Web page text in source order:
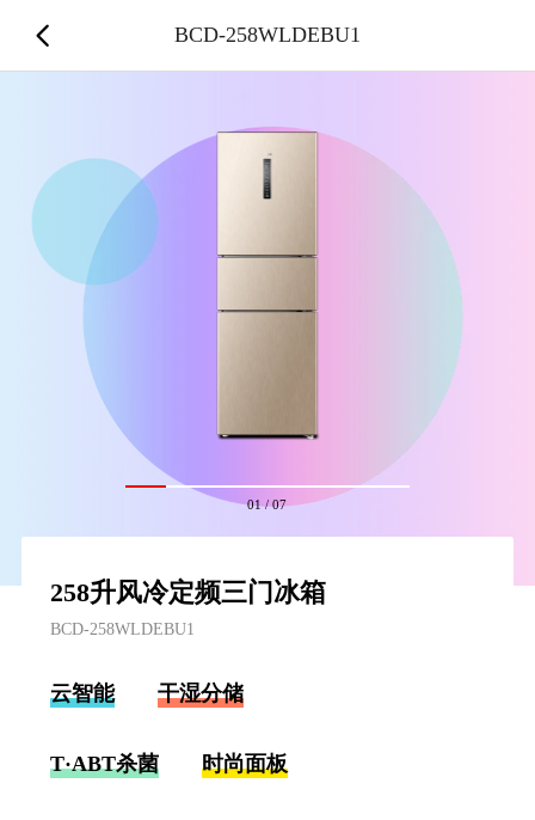
01/07
258升风冷定频三门冰箱
BCD-258WLDEBU1
云智能 干湿分储
T·ABT杀菌 时尚面板
BCD-258WLDEBU1